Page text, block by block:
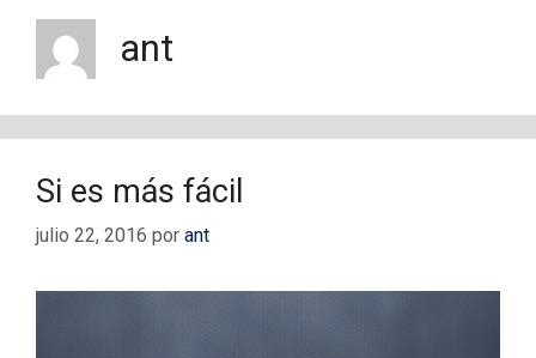
ant
Si es más fácil
julio 22, 2016 por ant